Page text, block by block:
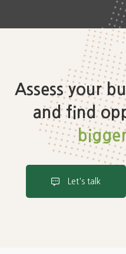
Assess your
and find
Let's talk